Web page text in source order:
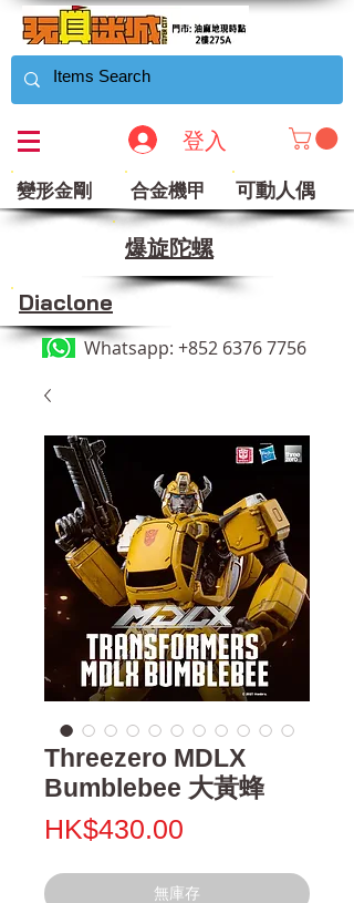
登入
變形金剛 合金機甲 可動人偶
​爆旋陀螺
Diaclone
Whatsapp: +852 6376 7756
Threezero MDLX
Bumblebee 大黃蜂
HK$430.00
無庫存